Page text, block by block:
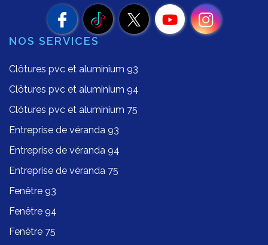
NOS SERVICES
Clôtures pvc et aluminium 93
Clôtures pvc et aluminium 94
Clôtures pvc et aluminium 75
Entreprise de véranda 93
Entreprise de véranda 94
Entreprise de véranda 75
Fenêtre 93
Fenêtre 94
Fenêtre 75